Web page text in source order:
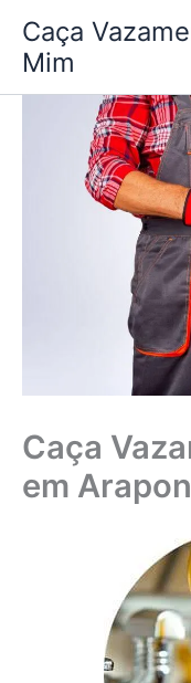
para
conteúdo
Caça
Mim
Caça
em